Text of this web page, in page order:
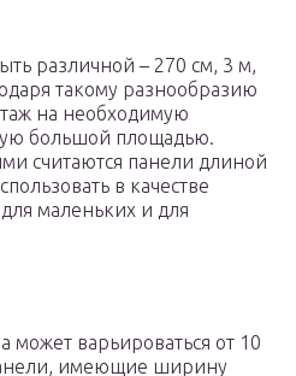
различной – 270 см, 3 м,
такому разнообразию
на необходимую
большой площадью.
считаются панели длиной
в качестве
маленьких и для
варьироваться от 10
имеющие ширину